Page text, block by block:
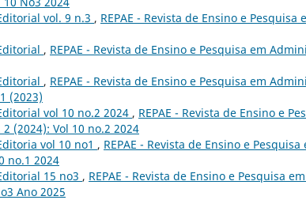
vol. 9 n.3 , REPAE - Revista de Ensino e
, REPAE - Revista de Ensino e Pesquisa em
, REPAE - Revista de Ensino e Pesquisa em
(2023)
vol 10 no.2 2024 , REPAE - Revista de Ensino e
(2024): Vol 10 no.2 2024
vol 10 no1 , REPAE - Revista de Ensino e
no.1 2024
15 no3 , REPAE - Revista de Ensino e Pesquisa
Ano 2025